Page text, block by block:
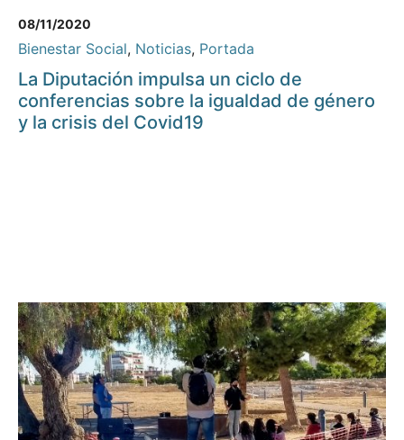
08/11/2020
Bienestar Social, Noticias, Portada
La Diputación impulsa un ciclo de
conferencias sobre la igualdad de género
y la crisis del Covid19